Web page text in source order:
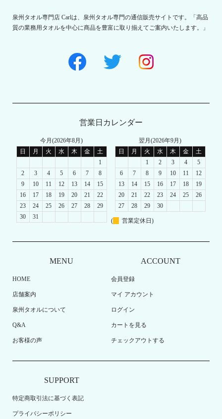
泉州タオル専門店 Carlは、泉州タオル専門の通信販売サイトです。「高品
質の業務用タオルを中心に商品を豊富に取り揃えてご案内いたします。」
営業日カレンダー
今月(2026年8月)
日
月 火 水 木 金
土
1
2
3 4 5 6 7
8
9
10 11 12 13 14
15
16
17 18 19 20 21
22
23
24 25 26 27 28
29
30
31
翌月(2026年9月)
日
月 火 水 木 金
土
1
2 3 4
5
6
7 8 9 10 11
12
13
14 15 16 17 18
19
20
21 22 23 24 25
26
27
28 29 30
( 営業定休日)
MENU
HOME
店舗案内
泉州タオルについて
Q&A
お客様の声
ACCOUNT
会員登録
マイ アカウント
ログイン
カートを見る
チェックアウトする
SUPPORT
特定商取引法に基づく表記
プライバシーポリシー